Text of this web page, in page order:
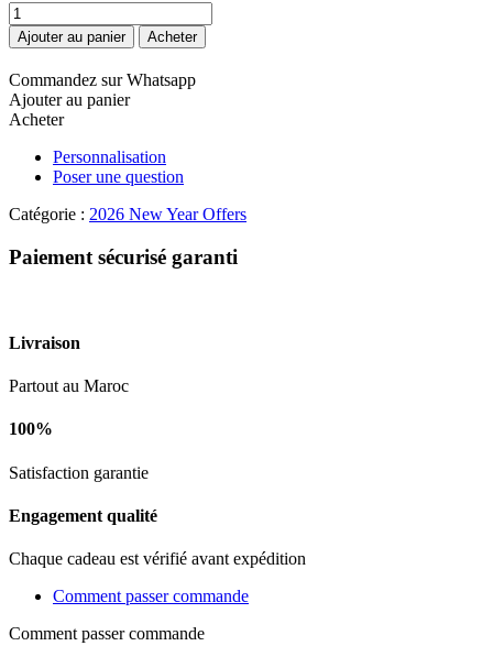
quantité
de
20
Pièces
de
Chocolats
Raffinés
Mélangés
Édition
Personnalisée
Bonne
Année
2026
Ajouter au panier Acheter
Commandez sur Whatsapp
Ajouter au panier
Acheter
Personnalisation
Poser une question
Catégorie : 2026 New Year Offers
Paiement sécurisé garanti
Livraison
Partout au Maroc
100%
Satisfaction garantie
Engagement qualité
Chaque cadeau est vérifié avant expédition
Comment passer commande
Comment passer commande